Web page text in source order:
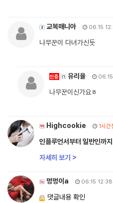
교복매니아 06.15
나무꾼이 다녀가신듯
인증 유리율 06.15
나무꾼이신가요ㅎ
Highcookie 1시간
인플루언서부터 일반인
자세히 보기 >
멍멍이a 06.15 12:38
댓글내용 확인